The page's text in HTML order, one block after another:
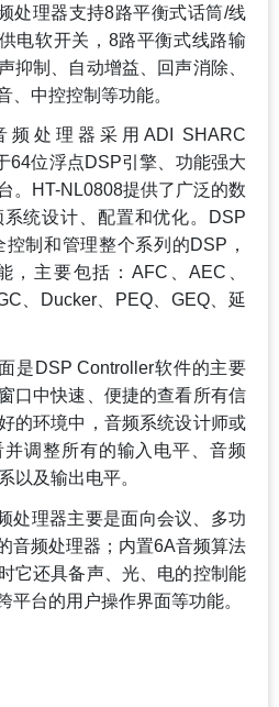
处理器支持8路平衡式话筒/线
电软开关，8路平衡式线路输
抑制、自动增益、回声消除、
、中控控制等功能。
频处理器采用ADI SHARC
64位浮点DSP引擎、功能强大
。HT-NL0808提供了广泛的数
统设计、配置和优化。DSP
制和管理整个系列的DSP，
，主要包括：AFC、AEC、
、Ducker、PEQ、GEQ、延
是DSP Controller软件的主要
口中快速、便捷的查看所有信
的环境中，音频系统设计师或
调整所有的输入电平、音频
以及输出电平。
处理器主要是面向会议、多功
音频处理器；内置6A音频算法
它还具备声、光、电的控制能
平台的用户操作界面等功能。